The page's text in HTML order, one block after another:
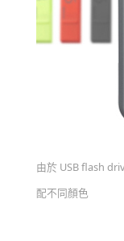
由於 USB flash
配不同顏色